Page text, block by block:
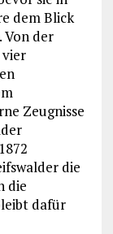
dem Blick
der
Zeugnisse
die
die
dafür